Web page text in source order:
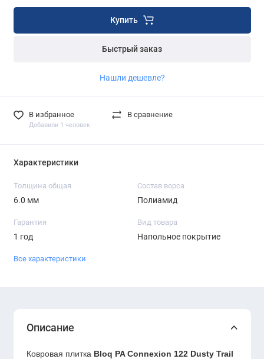
Купить
Быстрый заказ
Нашли дешевле?
В избранное
Добавили 1 человек
В сравнение
Характеристики
Толщина общая
6.0 мм
Состав ворса
Полиамид
Гарантия
1 год
Вид товара
Напольное покрытие
Все характеристики
Описание
Ковровая плитка Bloq PA Connexion 122 Dusty Trail